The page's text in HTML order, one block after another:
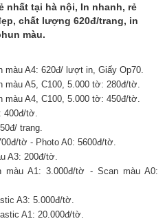
nhất tại hà nội, In nhanh, rẻ
chất lượng 620đ/trang, in
màu.
màu A4: 620đ/ lượt in, Giấy Op70.
màu A5, C100, 5.000 tờ: 280đ/tờ.
màu A4, C100, 5.000 tờ: 450đ/tờ.
400đ/tờ.
trang.
tờ - Photo A0: 5600đ/tờ.
A3: 200đ/tờ.
A1: 3.000đ/tờ - Scan màu A0:
A3: 5.000đ/tờ.
A1: 20.000đ/tờ.